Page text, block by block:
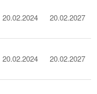
20.02.2024 20.02.2027
20.02.2024 20.02.2027